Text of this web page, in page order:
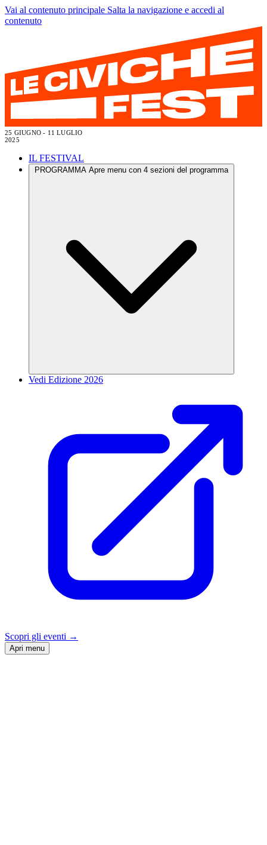
Vai al contenuto principale Salta la navigazione e accedi al
contenuto
25 GIUGNO - 11 LUGLIO
2025
IL FESTIVAL
PROGRAMMA Apre menu con 4 sezioni del programma
Vedi Edizione 2026
Scopri gli eventi →
Apri menu